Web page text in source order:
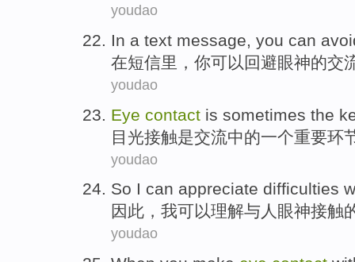
youdao
In a text message, you can
在短信里， 你可以 回避眼神的交
youdao
Eye contact is sometimes the
目光接触是交流中的一个重要环
youdao
So I can appreciate difficulties
因此， 我可以理解与人眼神接触
youdao